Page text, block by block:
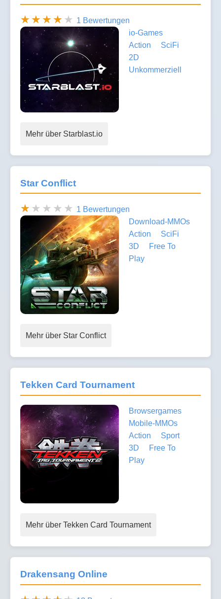
1 Bewertungen
io-Games
Action
SciFi
2D
Unkommerziell
Mehr über Starblast.io
Star Conflict
1 Bewertungen
Download-MMOs
Action
SciFi
3D
Free To
Play
Mehr über Star Conflict
Tekken Card Tournament
Browsergames
Mobile-MMOs
Action
Sport
3D
Free To
Play
Mehr über Tekken Card Tournament
Drakensang Online